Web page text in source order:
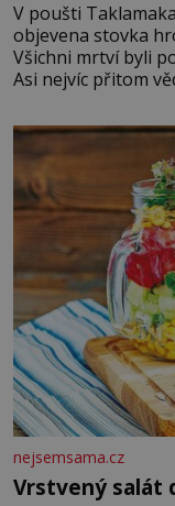
V poušti
objevena stovka
Všichni mrtví byli
Asi nejvíc přitom
blonďaté vlásky. Fakt, že jsou těla dávných lidí nesmírně
dobře zachovalá,
podmínkám.
nejsemsama.cz
Vrstvený salát